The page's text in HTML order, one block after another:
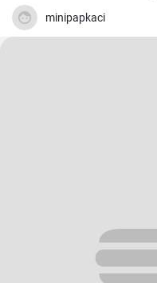
minipapkaci